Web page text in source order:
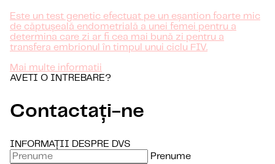
Este un test genetic efectuat pe un eșantion foarte mic
de căptușeală endometrială a unei femei pentru a
determina care zi ar fi cea mai bună zi pentru a
transfera embrionul în timpul unui ciclu FIV.
Mai multe informatii
AVETI O INTREBARE?
Contactați-ne
INFORMAȚII DESPRE DVS
Prenume